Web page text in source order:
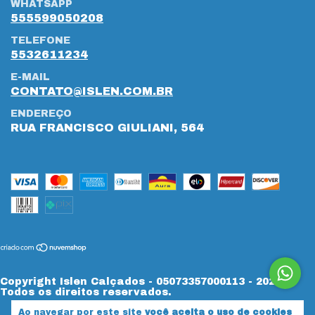
Ao navegar por este site você aceita o uso de cookies
WHATSAPP
555599050208
TELEFONE
5532611234
E-MAIL
CONTATO@ISLEN.COM.BR
ENDEREÇO
RUA FRANCISCO GIULIANI, 564
Copyright Islen Calçados - 05073357000113 - 2026.
Todos os direitos reservados.